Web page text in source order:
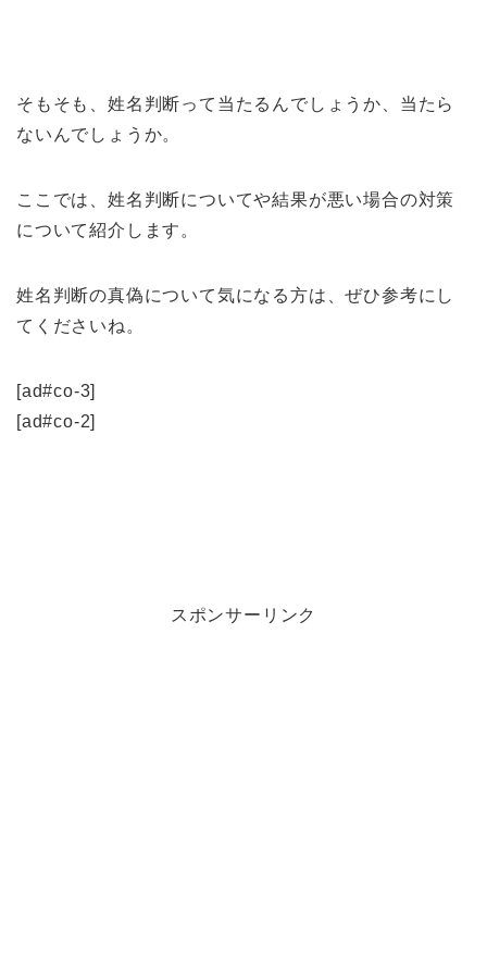
そもそも、姓名判断って当たるんでしょうか、当たら
ないんでしょうか。
ここでは、姓名判断についてや結果が悪い場合の対策
について紹介します。
姓名判断の真偽について気になる方は、ぜひ参考にし
てくださいね。
[ad#co-3]
[ad#co-2]
スポンサーリンク